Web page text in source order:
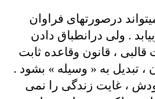
درصورتهای فراوان
. ولی درانطباق دادن
، قانون وقاعده ثابت
، تبدیل به « وسیله » بشود .
، غایت زندگی را نمی